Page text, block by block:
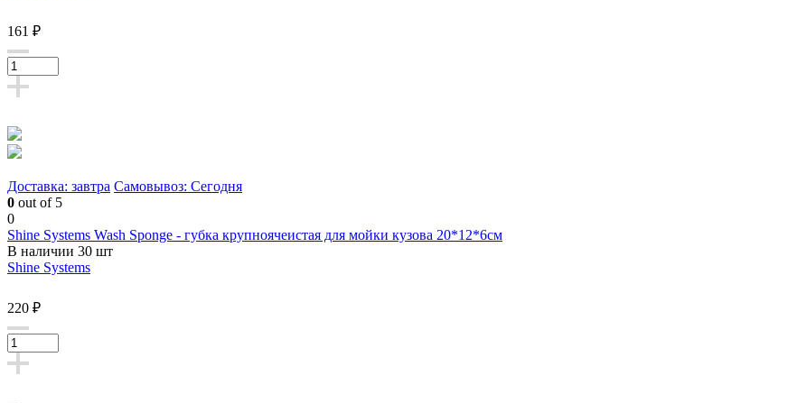
161 ₽
Доставка: завтра Самовывоз: Сегодня
0 out of 5
0
Shine Systems Wash Sponge - губка крупноячеистая для мойки кузова 20*12*6см
В наличии 30 шт
Shine Systems
220 ₽